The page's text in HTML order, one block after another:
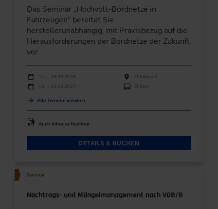
Das Seminar „Hochvolt-Bordnetze in
Fahrzeugen“ bereitet Sie
herstellerunabhängig, mit Praxisbezug auf die
Herausforderungen der Bordnetze der Zukunft
vor
Durchführungen
Veranstaltungsdatum
17. – 18.09.2026
Offenbach
15. – 16.03.2027
Online
Alle Termine ansehen
Auch Inhouse buchbar
DETAILS & BUCHEN
Seminar
Nachtrags- und Mängelmanagement nach VOB/B